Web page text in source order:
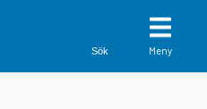
Sök Meny